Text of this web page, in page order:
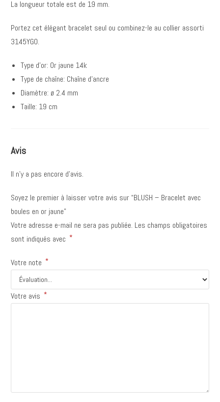
La longueur totale est de 19 mm.
Portez cet élégant bracelet seul ou combinez-le au collier assorti
3145YGO.
Type d’or: Or jaune 14k
Type de chaîne: Chaîne d’ancre
Diamètre: ø 2.4 mm
Taille: 19 cm
Avis
Il n’y a pas encore d’avis.
Soyez le premier à laisser votre avis sur “BLUSH – Bracelet avec
boules en or jaune”
Votre adresse e-mail ne sera pas publiée. Les champs obligatoires
sont indiqués avec *
Votre note *
Votre avis *